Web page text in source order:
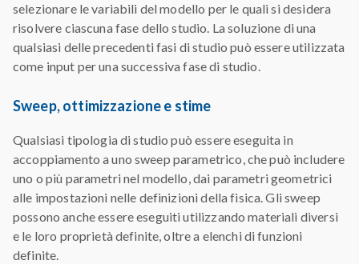
selezionare le variabili del modello per le quali si desidera
risolvere ciascuna fase dello studio. La soluzione di una
qualsiasi delle precedenti fasi di studio può essere utilizzata
come input per una successiva fase di studio.
Sweep, ottimizzazione e stime
Qualsiasi tipologia di studio può essere eseguita in
accoppiamento a uno sweep parametrico, che può includere
uno o più parametri nel modello, dai parametri geometrici
alle impostazioni nelle definizioni della fisica. Gli sweep
possono anche essere eseguiti utilizzando materiali diversi
e le loro proprietà definite, oltre a elenchi di funzioni
definite.